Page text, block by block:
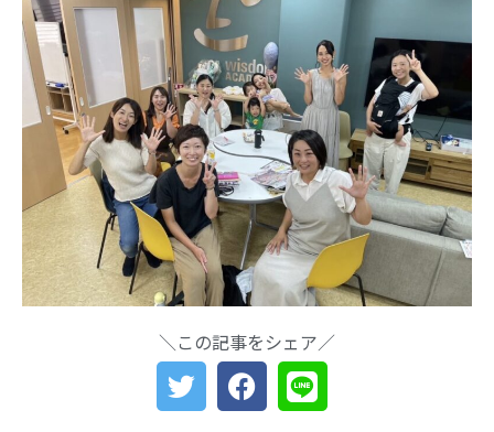
検索
最近の投稿
船橋・前原に一時預かり保育施設
「prayers（プレイヤーズ）」オープ
ン♪ママ・パパの心にゆとりを届ける
新スポット
ららぽーとTOKYO-BAY 北館リニュー
に
災害時に“わが子を守る準備”を。海神
町南のLintos café×glico赤ちゃん向け
＼この記事をシェア／